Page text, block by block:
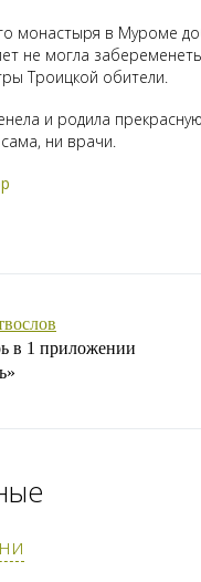
монастыря в Муроме
не могла
Троицкой обители.
и родила
ни врачи.
в 1 приложении